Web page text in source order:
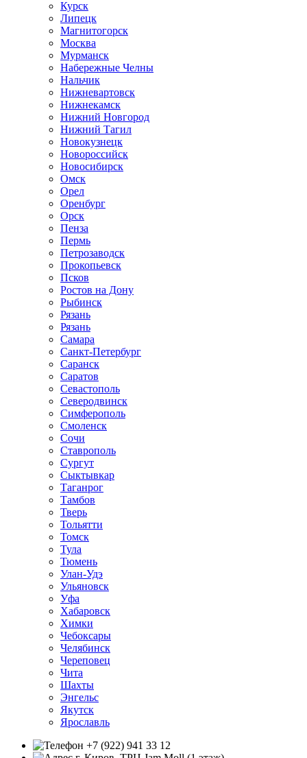
Курск
Липецк
Магнитогорск
Москва
Мурманск
Набережные Челны
Нальчик
Нижневартовск
Нижнекамск
Нижний Новгород
Нижний Тагил
Новокузнецк
Новороссийск
Новосибирск
Омск
Орел
Оренбург
Орск
Пенза
Пермь
Петрозаводск
Прокопьевск
Псков
Ростов на Дону
Рыбинск
Рязань
Рязань
Самара
Санкт-Петербург
Саранск
Саратов
Севастополь
Северодвинск
Симферополь
Смоленск
Сочи
Ставрополь
Сургут
Сыктывкар
Таганрог
Тамбов
Тверь
Тольятти
Томск
Тула
Тюмень
Улан-Удэ
Ульяновск
Уфа
Хабаровск
Химки
Чебоксары
Челябинск
Череповец
Чита
Шахты
Энгельс
Якутск
Ярославль
+7 (922) 941 33 12